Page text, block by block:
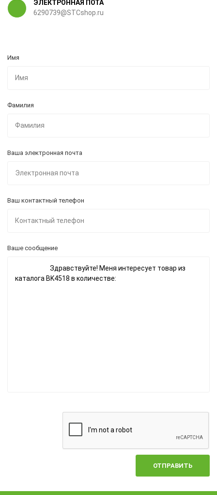
ЭЛЕКТРОННАЯ ПОТА
6290739@STCshop.ru
Имя
Фамилия
Ваша электронная почта
Ваш контактный телефон
Ваше сообщение
ОТПРАВИТЬ